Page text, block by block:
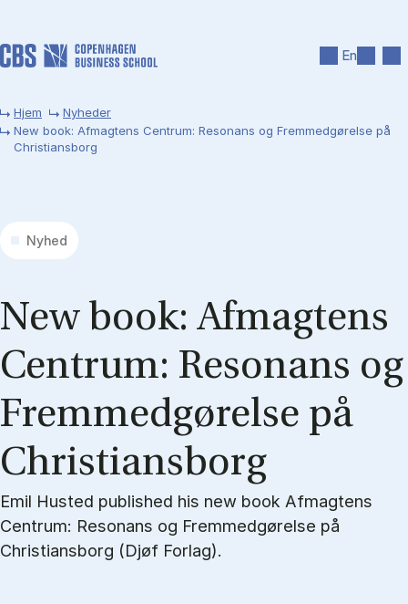
En
Hjem
Nyheder
New book: Afmagtens Centrum: Resonans og Fremmedgørelse på
Christiansborg
Nyhed
New book: Af­mag­tens
Cen­trum: Re­so­nans og
Frem­med­gø­rel­se på
Chri­sti­ans­borg
Emil Husted published his new book Afmagtens
Centrum: Resonans og Fremmedgørelse på
Christiansborg (Djøf Forlag).